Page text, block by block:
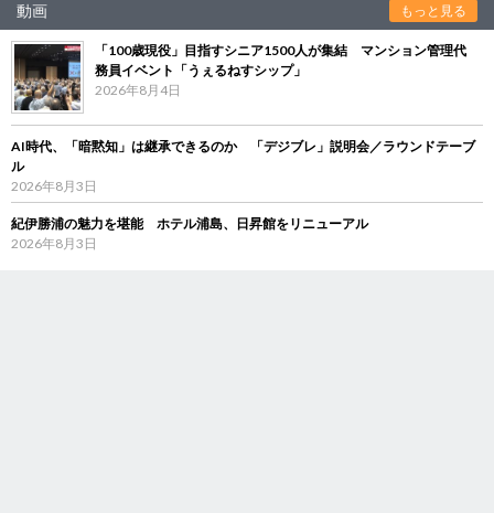
動画 もっと見る
「100歳現役」目指すシニア1500人が集結 マンション管理代
務員イベント「うぇるねすシップ」
2026年8月4日
AI時代、「暗黙知」は継承できるのか 「デジブレ」説明会／ラウンドテーブ
ル
2026年8月3日
紀伊勝浦の魅力を堪能 ホテル浦島、日昇館をリニューアル
2026年8月3日